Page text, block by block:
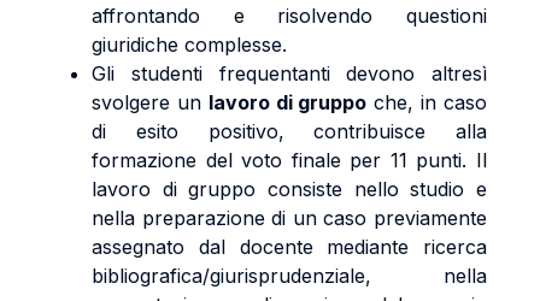
affrontando e risolvendo questioni
giuridiche complesse.
Gli studenti frequentanti devono altresì
svolgere un lavoro di gruppo che, in caso
di esito positivo, contribuisce alla
formazione del voto finale per 11 punti. Il
lavoro di gruppo consiste nello studio e
nella preparazione di un caso previamente
assegnato dal docente mediante ricerca
bibliografica/giurisprudenziale, nella